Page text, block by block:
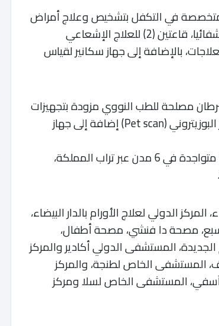
متخصصة في التكفل بتشخيص وعلاج أمراض
السرطان،فيضم 19 أريكة للعلاج الكيماوي، 12 سريرا استشفائيا، قاعتين (2) للعلاج الإشعاعي
بالإضافة إلى جهاز سكانير لقياس
مصلحة للطب النووي مزودة بتجهيزات
التصوير المقطعي بالإصدار البوزيتروني (Pet scan) إضافة إلى جهاز
للإشارة، أصبحت مجموعة “أكديطال” بعد هذا التدشينين متواجدة في 6 مدن عبر تراب المملكة،
الدولي لعلاج الأورام بالدار البيضاء،
مصحة دا فنشي، مصحة أطفال،
المستشفى الدولي أكادير والمركز
المستشفى الخاص لطنجة، والمركز
آسفي، المستشفى الخاص لسلا ومركز